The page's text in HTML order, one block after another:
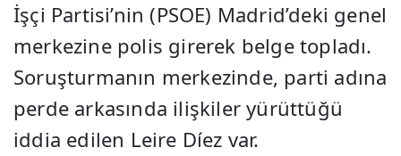
İşçi Partisi’nin (PSOE) Madrid’deki genel
merkezine polis girerek belge topladı.
Soruşturmanın merkezinde, parti adına
perde arkasında ilişkiler yürüttüğü
iddia edilen Leire Díez var.